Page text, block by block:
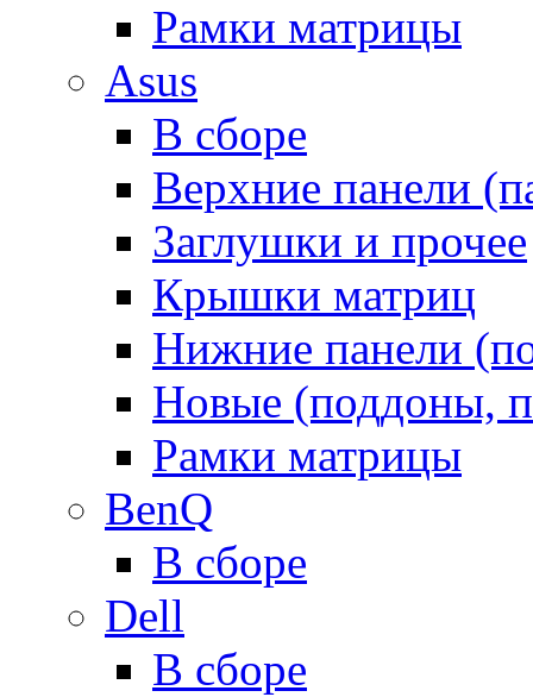
Рамки матрицы
Asus
В сборе
Верхние панели
Заглушки и прочее
Крышки матриц
Нижние панели
Новые (поддоны,
Рамки матрицы
BenQ
В сборе
Dell
В сборе